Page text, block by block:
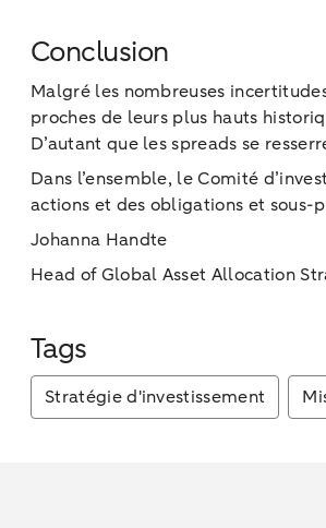
Conclusion
Malgré les nombreuses
proches de leurs plus hauts
D’autant que les spreads se
Dans l’ensemble, le Comité
actions et des obligations et sous-
Johanna Handte
Head of Global Asset Allocation
Tags
Stratégie d'investissement